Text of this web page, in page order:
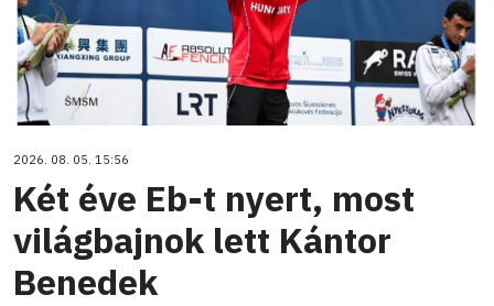
2026. 08. 05. 15:56
Két éve Eb-t nyert, most
világbajnok lett Kántor
Benedek